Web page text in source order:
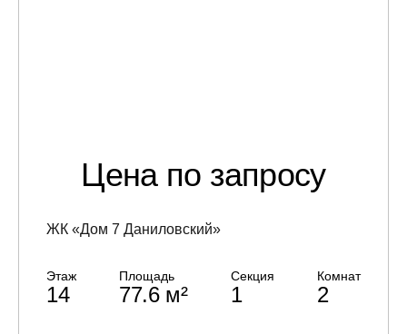
Цена по запросу
ЖК «Дом 7 Даниловский»
Этаж
14
Площадь
77.6 м²
Секция
1
Комнат
2